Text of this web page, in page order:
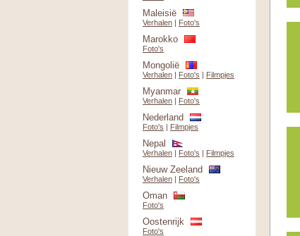
Maleisië
Verhalen | Foto's
Marokko
Foto's
Mongolië
Verhalen | Foto's | Filmpjes
Myanmar
Verhalen | Foto's
Nederland
Foto's | Filmpjes
Nepal
Verhalen | Foto's | Filmpjes
Nieuw Zeeland
Verhalen | Foto's
Oman
Foto's
Oostenrijk
Foto's